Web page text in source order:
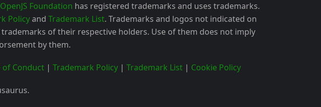
OpenJS Foundation has registered trademarks and uses trademarks.
Policyand Trademark List. Trademarks and logos not indicated on
of their respective holders. Use of them does not imply
by them.
of Conduct | Trademark Policy | Trademark List | Cookie Policy